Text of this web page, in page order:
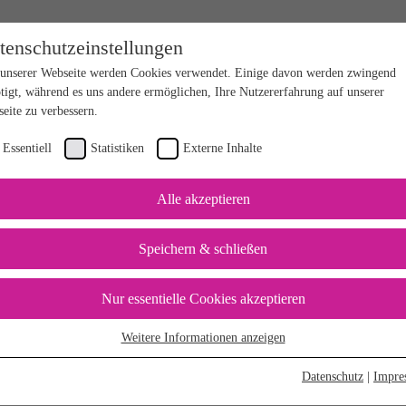
Webseite werden Cookies verwendet. Einige davon werden zwingend
während es uns andere ermöglichen, Ihre Nutzererfahrung auf unserer
zu verbessern.
Essentiell Statistiken Externe Inhalte
Alle akzeptieren
Speichern & schließen
Nur essentielle Cookies akzeptieren
Cookies werden für grundlegende Funktionen der Webseite benötigt.
Weitere Informationen anzeigen
Datenschutz